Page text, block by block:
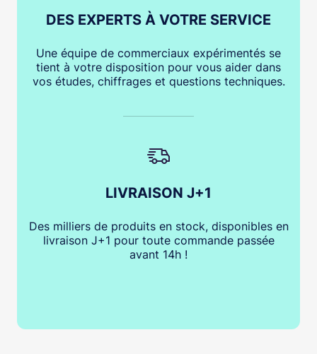
DES EXPERTS À VOTRE SERVICE
Une équipe de commerciaux expérimentés se
tient à votre disposition pour vous aider dans
vos études, chiffrages et questions techniques.
LIVRAISON J+1
Des milliers de produits en stock, disponibles en
livraison J+1 pour toute commande passée
avant 14h !